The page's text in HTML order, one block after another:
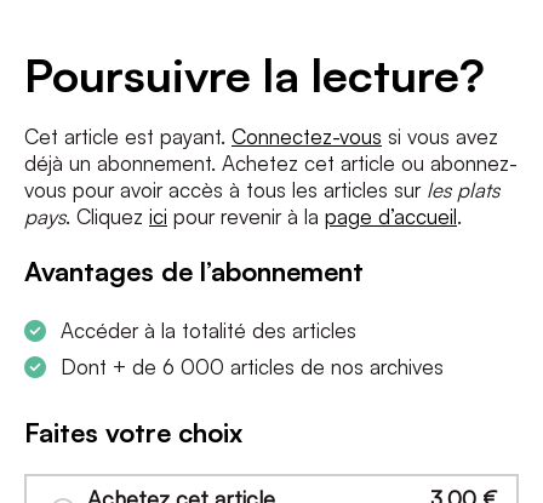
Poursuivre la lecture?
Cet article est payant. Connectez-vous si vous avez
déjà un abonnement. Achetez cet article ou abonnez-
vous pour avoir accès à tous les articles sur les plats
pays. Cliquez ici pour revenir à la page d’accueil.
Avantages de l’abonnement
Accéder à la totalité des articles
Dont + de 6 000 articles de nos archives
Faites votre choix
J'accepte les termes et conditions etla politique de confidentialité
S'INSCRIRE